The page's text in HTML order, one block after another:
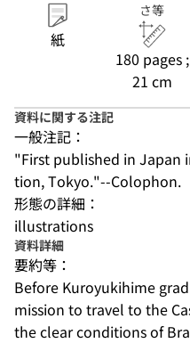
紙
さ等
180 pages ;
21 cm
資料に関する注記
一般注記：
"First published in Japan
tion, Tokyo."--Colophon.
形態の詳細：
illustrations
資料詳細
要約等：
Before Kuroyukihime
mission to travel to the
the clear conditions of